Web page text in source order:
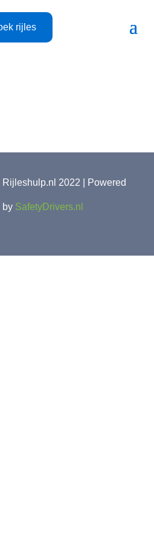
rijles
Rijleshulp.nl 2022 | Powered
by SafetyDrivers.nl